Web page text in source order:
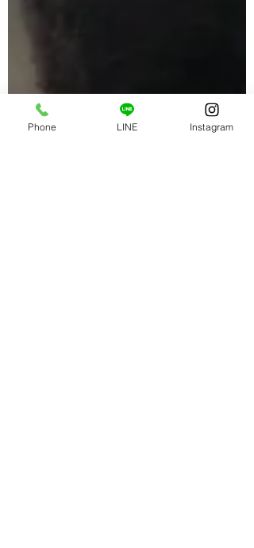
Phone LINE Instagram